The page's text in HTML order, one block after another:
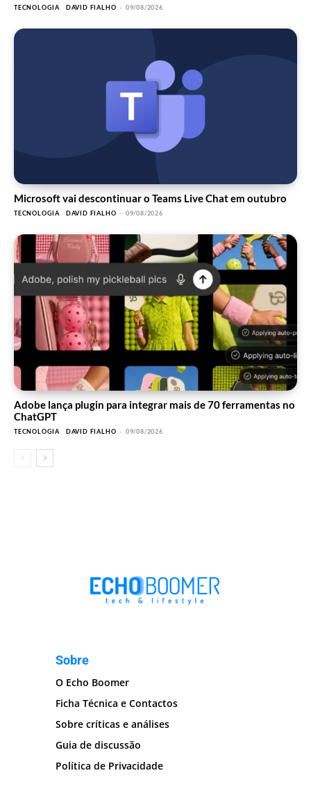
TECNOLOGIA DAVID FIALHO - 09/08/2026
Microsoft vai descontinuar o Teams Live Chat em outubro
TECNOLOGIA DAVID FIALHO - 09/08/2026
Adobe lança plugin para integrar mais de 70 ferramentas no
ChatGPT
TECNOLOGIA DAVID FIALHO - 09/08/2026
Sobre
O Echo Boomer
Ficha Técnica e Contactos
Sobre críticas e análises
Guia de discussão
Política de Privacidade